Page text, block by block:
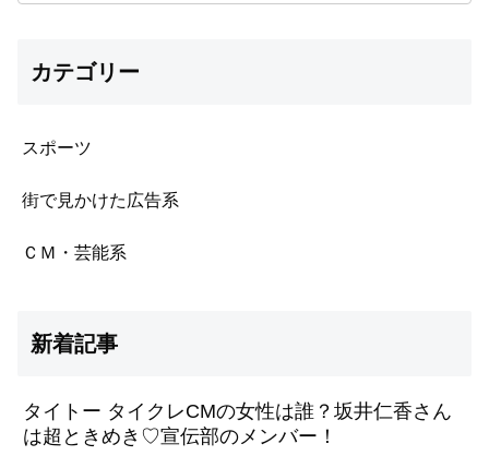
カテゴリー
スポーツ
街で見かけた広告系
ＣＭ・芸能系
新着記事
タイトー タイクレCMの女性は誰？坂井仁香さん
は超ときめき♡宣伝部のメンバー！